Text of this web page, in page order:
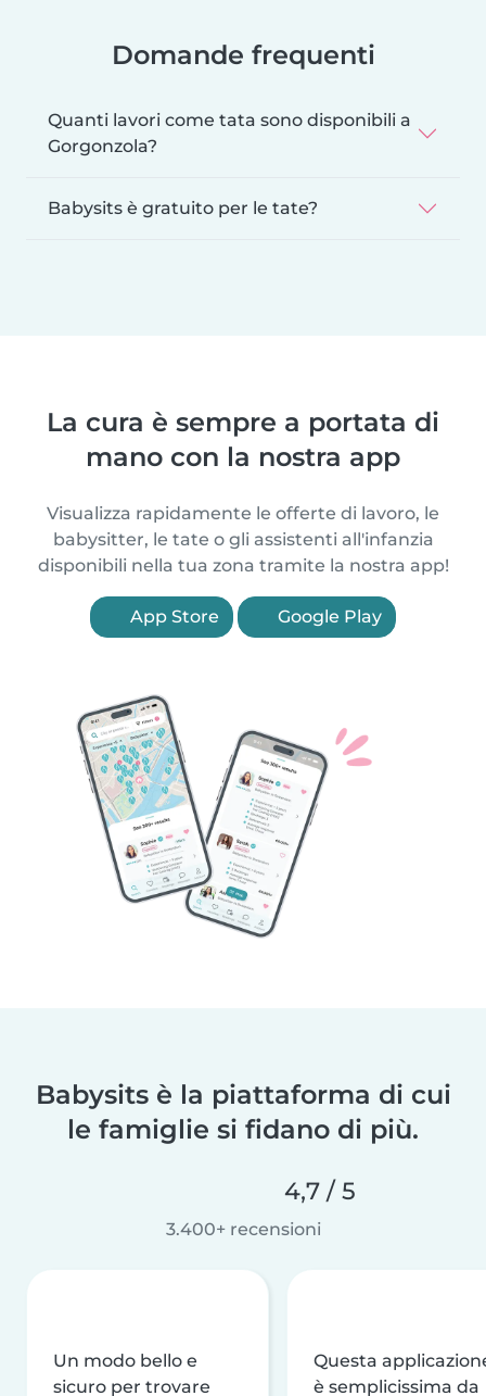
Domande frequenti
Quanti lavori come tata sono disponibili a
Gorgonzola?
Babysits è gratuito per le tate?
La cura è sempre a portata di
mano con la nostra app
Visualizza rapidamente le offerte di lavoro, le
babysitter, le tate o gli assistenti all'infanzia
disponibili nella tua zona tramite la nostra app!
App Store Google Play
Babysits è la piattaforma di cui
le famiglie si fidano di più.
4,7 / 5
3.400+ recensioni
Un modo bello e
sicuro per trovare
Questa
è semplicissima da